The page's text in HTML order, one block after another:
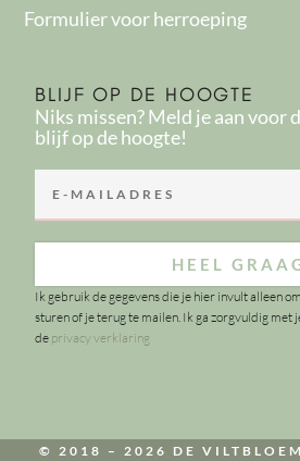
Formulier voor herroeping
BLIJF OP DE HOOGTE
Niks missen? Meld je aan voor
blijf op de hoogte!
HEEL
Ik gebruik de gegevens die je hier invult alleen
sturen of je terug te mailen. Ik ga zorgvuldig met
de privacy verklaring
© 2018 – 2026 DE